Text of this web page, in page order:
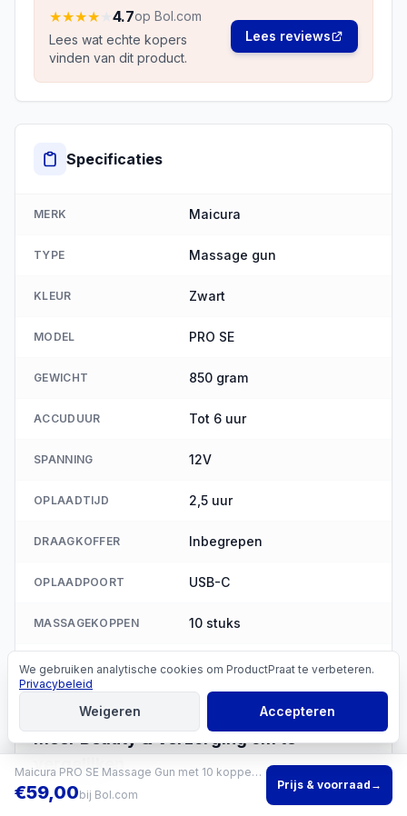
★★★★ 4.7op Bol.com
Lees wat echte kopers
vinden van dit product.
Lees reviews
Specificaties
MERK Maicura
TYPE Massage gun
KLEUR Zwart
MODEL PRO SE
GEWICHT 850 gram
ACCUDUUR Tot 6 uur
SPANNING 12V
OPLAADTIJD 2,5 uur
DRAAGKOFFER Inbegrepen
OPLAADPOORT USB-C
MASSAGEKOPPEN 10 stuks
SNELHEIDSSTANDEN 20
MeerBeauty & Verzorgingom te
vergelijken
Maicura PRO SE Massage Gun met 10 koppen en 5 uur batterij
€59,00bij Bol.com
Prijs & voorraad →
Cookies
We gebruiken analytische cookies om ProductPraat te verbeteren.
Privacybeleid
Weigeren Accepteren